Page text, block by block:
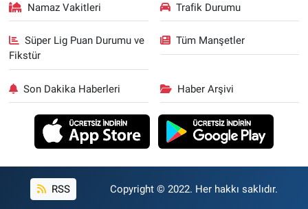
Namaz Vakitleri Trafik Durumu
Süper Lig Puan Durumu ve
Fikstür
Tüm Manşetler
Son Dakika Haberleri Haber Arşivi
RSS Copyright © 2022. Her hakkı saklıdır.